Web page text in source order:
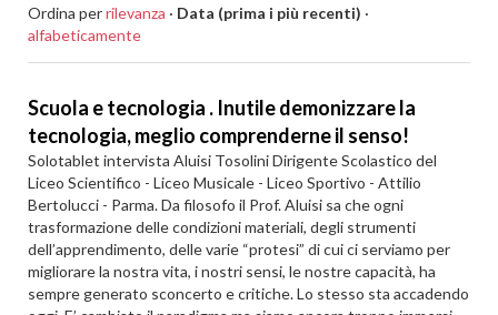
Ordina perrilevanza · Data (prima i più recenti) ·
alfabeticamente
Scuola e tecnologia . Inutile demonizzare la
tecnologia, meglio comprenderne il senso!
Solotablet intervista Aluisi Tosolini Dirigente Scolastico del
Liceo Scientifico - Liceo Musicale - Liceo Sportivo - Attilio
Bertolucci - Parma. Da filosofo il Prof. Aluisi sa che ogni
trasformazione delle condizioni materiali, degli strumenti
dell’apprendimento, delle varie “protesi” di cui ci serviamo per
migliorare la nostra vita, i nostri sensi, le nostre capacità, ha
sempre generato sconcerto e critiche. Lo stesso sta accadendo